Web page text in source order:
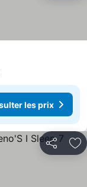
les prix
Partager